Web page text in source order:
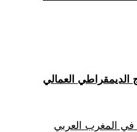
الديمقراطي العمالي
في المغرب العربي